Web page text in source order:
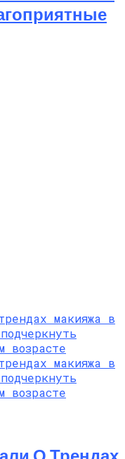
О Трендах